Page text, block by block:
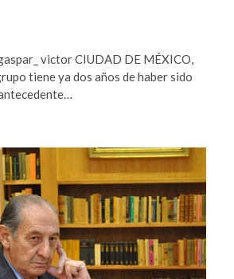
victor CIUDAD DE MÉXICO,
tiene ya dos años de haber sido